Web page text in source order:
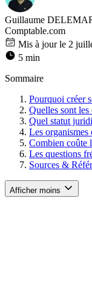
Guillaume
Comptable.com
Mis à jour le 2
5 min
Sommaire
Pourquoi créer
Quelles sont les
Quel statut
Les organismes
Combien coûte
Les questions
Sources &
Afficher moins